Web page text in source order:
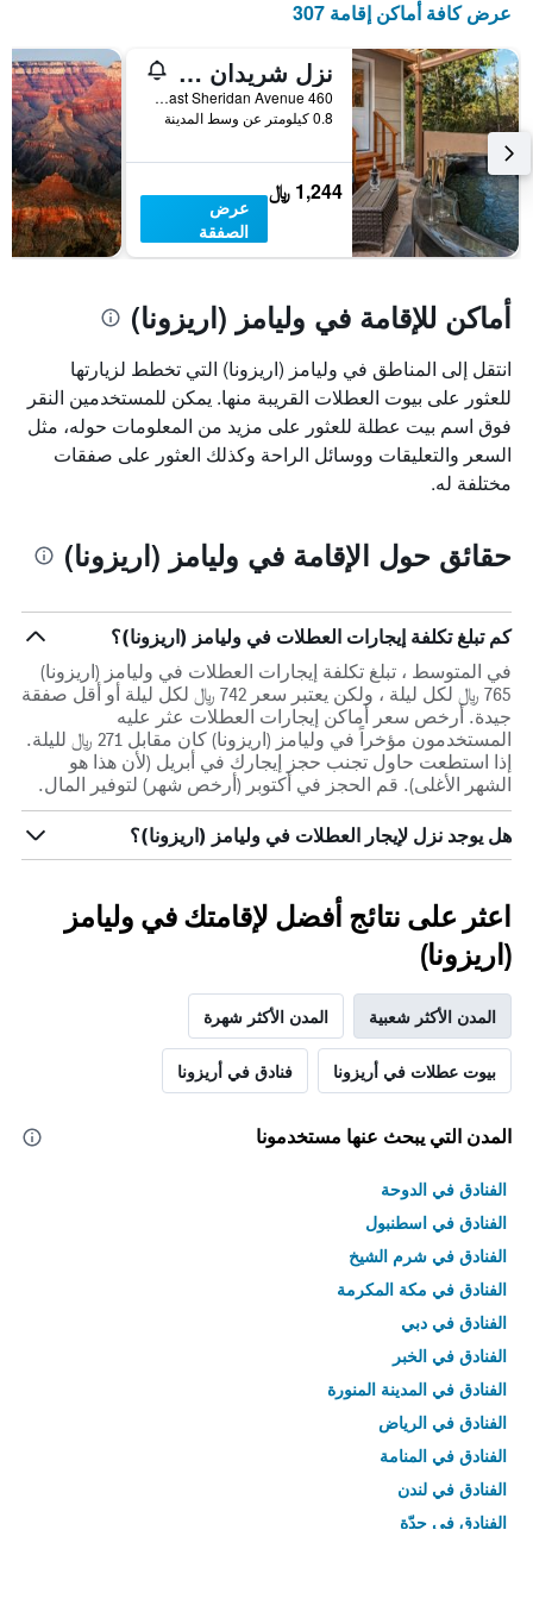
الذي
أيام
الأسبوع.
يتضمن
المخطط
التالي
1
محور
Y
الذي
سعر
غرفة
عرض كافة أماكن إقامة 307
نزل شريدان هاوس - للكبار فقط
460 East Sheridan Avenue, وليامز (اريزونا), AZ, الولايات المتحدة الأميريكية
0.8 كيلومتر عن وسط المدينة
1,244 ﷼
عرض
الصفقة
أماكن للإقامة في وليامز (اريزونا)
انتقل إلى المناطق في وليامز (اريزونا) التي تخطط لزيارتها
للعثور على بيوت العطلات القريبة منها. يمكن للمستخدمين النقر
فوق اسم بيت عطلة للعثور على مزيد من المعلومات حوله، مثل
السعر والتعليقات ووسائل الراحة وكذلك العثور على صفقات
مختلفة له.
حقائق حول الإقامة في وليامز (اريزونا)
كم تبلغ تكلفة إيجارات العطلات في وليامز (اريزونا)؟
في المتوسط ، تبلغ تكلفة إيجارات العطلات في وليامز (اريزونا)
765 ﷼ لكل ليلة ، ولكن يعتبر سعر 742 ﷼ لكل ليلة أو أقل صفقة
جيدة. أرخص سعر أماكن إيجارات العطلات عثر عليه
المستخدمون مؤخراً في وليامز (اريزونا) كان مقابل 271 ﷼ لليلة.
إذا استطعت حاول تجنب حجز إيجارك في أبريل (لأن هذا هو
الشهر الأغلى). قم الحجز في أكتوبر (أرخص شهر) لتوفير المال.
هل يوجد نزل لإيجار العطلات في وليامز (اريزونا)؟
اعثر على نتائج أفضل لإقامتك في وليامز
(اريزونا)
المدن الأكثر شعبية المدن الأكثر شهرة
بيوت عطلات في أريزونا فنادق في أريزونا
المدن التي يبحث عنها مستخدمونا
الفنادق في الدوحة
الفنادق في اسطنبول
الفنادق في شرم الشيخ
الفنادق في مكة المكرمة
الفنادق في دبي
الفنادق في الخبر
الفنادق في المدينة المنورة
الفنادق في الرياض
الفنادق في المنامة
الفنادق في لندن
الفنادق في جدّة